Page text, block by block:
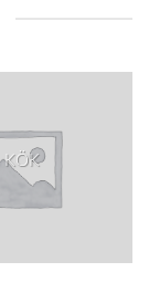
KÖK